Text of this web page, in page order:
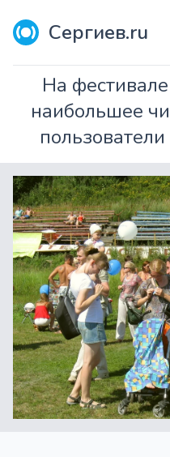
Сергиев.ru
На
наибольшее